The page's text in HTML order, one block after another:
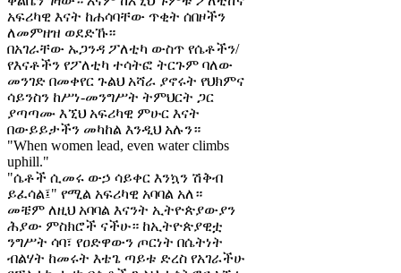
አፍሪካዊ እናት ከሐሳባቸው ጥቂት ሰበዞችን
ለመምዘዝ ወደድኹ።
በአገራቸው ኡጋንዳ ፖለቲካ ውስጥ የሴቶችን/
የእናቶችን የፖለቲካ ተሳትፎ ትርጉም ባለው
መንገድ በመቀየር ጉልህ አሻራ ያኖሩት የህክምና
ሳይንስን ከሥነ-መንግሥት ትምህርት ጋር
ያጣጣሙ እኚህ አፍሪካዊ ምሁር እናት
በውይይታችን መካከል እንዲህ አሉን።
"When women lead, even water climbs
uphill."
"ሴቶች ሲመሩ ውኃ ሳይቀር እንኳን ሽቅብ
ይፈሳል፤" የሚል አፍሪካዊ አባባል አለ።
መቼም ለዚህ አባባል እናንት ኢትዮጵያውያን
ሕያው ምስክሮች ናችሁ። ከኢትዮጵያዊቷ
ንግሥት ሳባ፣ የዐድዋውን ጦርነት በሴትነት
ብልሃት ከመሩት እቴጌ ጣይቱ ድረስ የአገራችሁ